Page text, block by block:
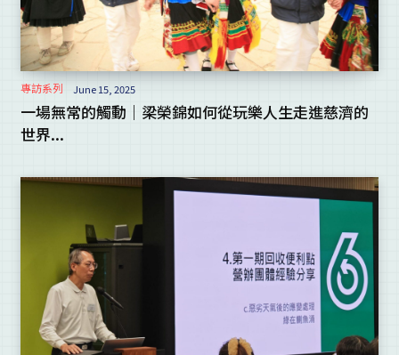
專訪系列 June 15, 2025
一場無常的觸動｜梁榮錦如何從玩樂人生走進慈濟的
世界...